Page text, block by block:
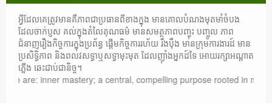
អ្វីដែលគេត្រូវមានគឺភាពជាប្រធានពីខាងក្នុង មានគោលបំណងមុតមាំចំបង
ដែលចាក់ប្ញស គល់ក្នុងតំលៃគុណធម៌ មានសមត្ថភាពបញ្ចុះ បញ្ចូល ភាព
ជំនាញរឿងកិច្ចការក្នុងប្រព័ន្ធ ផ្តើមកិច្ចការរហ័យ រឹងប៉ឹង មានក្រុមការងារដ៍ មាន
ប្រសិទ្ធិភាព និងពលវសទ្ធាឬសទ្ធាមុះមុត ដែលញ៉ាំងអ្នកដ៍ទៃ អោយរក្សាអណ្តាត
ភ្លើង ឆេះជាប់ជានិច្ច។
are: inner mastery; a central, compelling purpose rooted in moral